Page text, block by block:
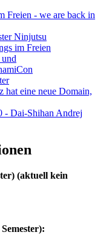
Freien - we are back in
Ninjutsu
im Freien
und
hat eine neue Domain,
- Dai-Shihan Andrej
(aktuell kein